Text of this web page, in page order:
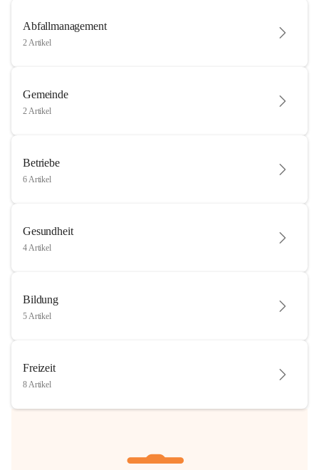
Abfallmanagement
2 Artikel
Gemeinde
2 Artikel
Betriebe
6 Artikel
Gesundheit
4 Artikel
Bildung
5 Artikel
Freizeit
8 Artikel